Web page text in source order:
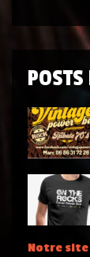
Notre site